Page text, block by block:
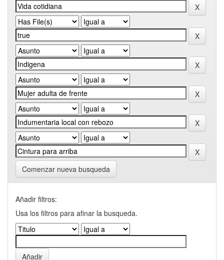
Comenzar nueva busqueda
Añadir filtros:
Usa los filtros para afinar la busqueda.